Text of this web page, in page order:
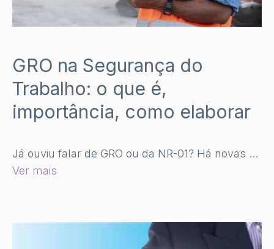
GRO na Segurança do
Trabalho: o que é,
importância, como elaborar
Já ouviu falar de GRO ou da NR-01? Há novas …
Ver mais